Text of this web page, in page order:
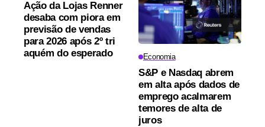
Ação da Lojas Renner
desaba com piora em
previsão de vendas
para 2026 após 2º tri
aquém do esperado
Economia
S&P e Nasdaq abrem
em alta após dados de
emprego acalmarem
temores de alta de
juros